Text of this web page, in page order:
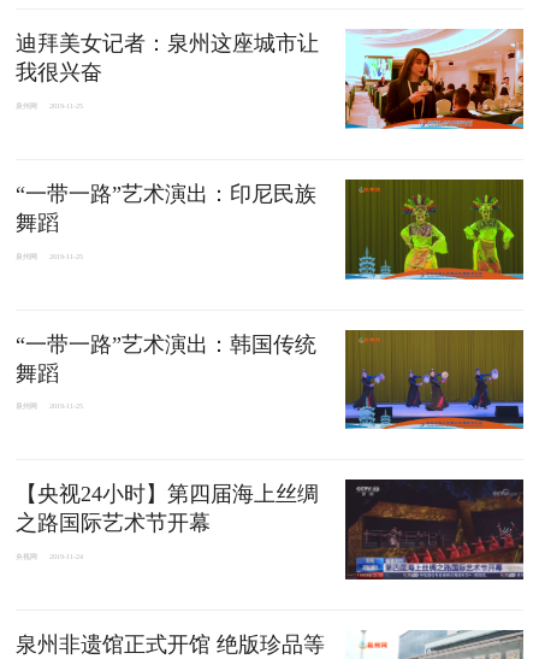
迪拜美女记者：泉州这座城市让
我很兴奋
泉州网 2019-11-25
“一带一路”艺术演出：印尼民族
舞蹈
泉州网 2019-11-25
“一带一路”艺术演出：韩国传统
舞蹈
泉州网 2019-11-25
【央视24小时】第四届海上丝绸
之路国际艺术节开幕
央视网 2019-11-24
泉州非遗馆正式开馆 绝版珍品等